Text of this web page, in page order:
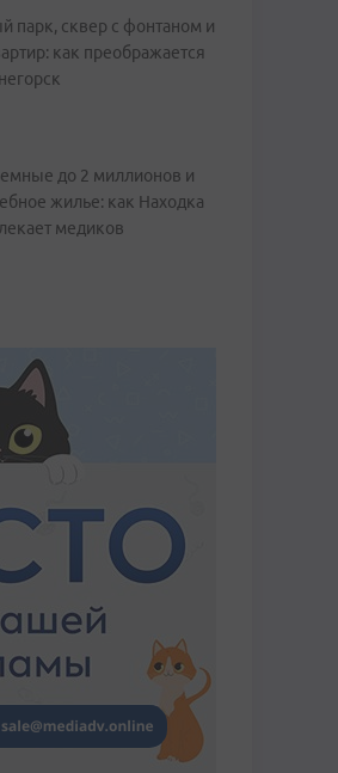
парк, сквер с фонтаном и
как преображается
до 2 миллионов и
жилье: как Находка
медиков